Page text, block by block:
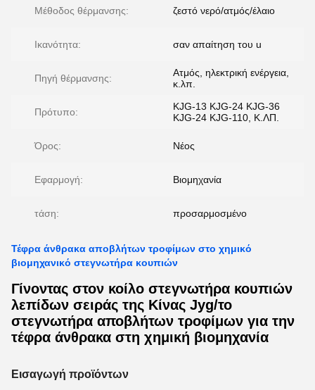
Μέθοδος θέρμανσης: ζεστό νερό/ατμός/έλαιο
Ικανότητα: σαν απαίτηση του u
Πηγή θέρμανσης:
Ατμός, ηλεκτρική ενέργεια,
κ.λπ.
Πρότυπο:
KJG-13 KJG-24 KJG-36
KJG-24 KJG-110, Κ.ΛΠ.
Όρος: Νέος
Εφαρμογή: Βιομηχανία
τάση: προσαρμοσμένο
Τέφρα άνθρακα αποβλήτων τροφίμων στο χημικό
βιομηχανικό στεγνωτήρα κουπιών
Γίνοντας στον κοίλο στεγνωτήρα κουπιών
λεπίδων σειράς της Κίνας Jyg/το
στεγνωτήρα αποβλήτων τροφίμων για την
τέφρα άνθρακα στη χημική βιομηχανία
Εισαγωγή προϊόντων